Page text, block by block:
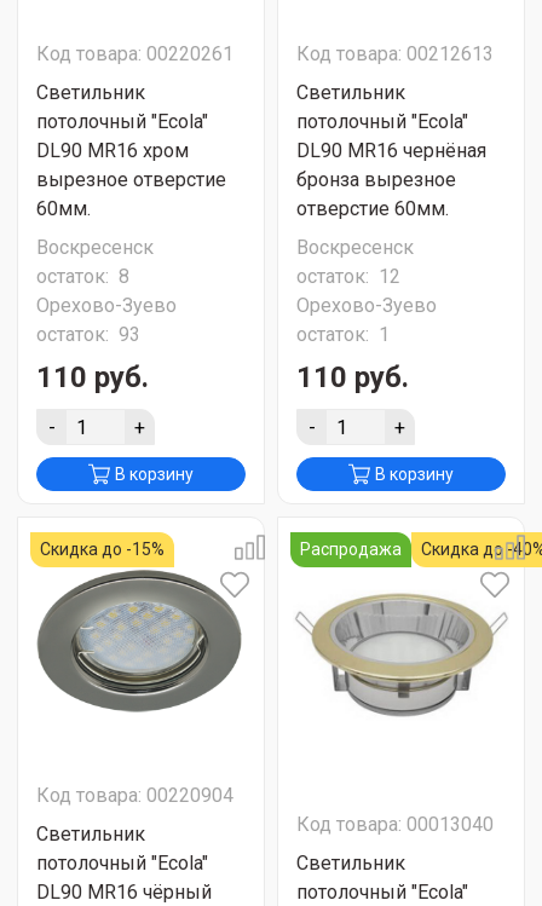
Код товара: 00220261
Светильник
потолочный "Ecola"
DL90 MR16 хром
вырезное отверстие
60мм.
Воскресенск
остаток: 8
Орехово-Зуево
остаток: 93
110 руб.
- +
В корзину
Код товара: 00212613
Светильник
потолочный "Ecola"
DL90 MR16 чернёная
бронза вырезное
отверстие 60мм.
Воскресенск
остаток: 12
Орехово-Зуево
остаток: 1
110 руб.
- +
В корзину
Скидка до -15%
Код товара: 00220904
Светильник
потолочный "Ecola"
DL90 MR16 чёрный
Распродажа Скидка до -
Код товара: 00013040
Светильник
потолочный "Ecola"